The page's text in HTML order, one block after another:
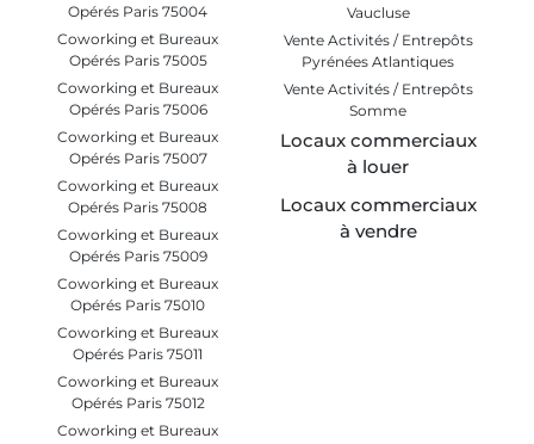
Opérés Paris 75004
Coworking et Bureaux
Opérés Paris 75005
Coworking et Bureaux
Opérés Paris 75006
Coworking et Bureaux
Opérés Paris 75007
Coworking et Bureaux
Opérés Paris 75008
Coworking et Bureaux
Opérés Paris 75009
Coworking et Bureaux
Opérés Paris 75010
Coworking et Bureaux
Opérés Paris 75011
Coworking et Bureaux
Opérés Paris 75012
Coworking et Bureaux
Vaucluse
Vente Activités / Entrepôts
Pyrénées Atlantiques
Vente Activités / Entrepôts
Somme
Locaux commerciaux
à louer
Locaux commerciaux
à vendre